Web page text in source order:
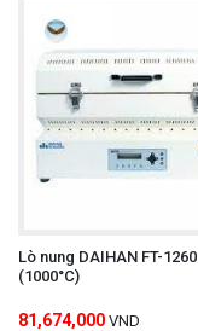
Lò nung DAIHAN FT-1260
(1000°C)
81,674,000 VND